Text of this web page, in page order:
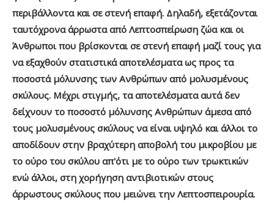
περιβάλλοντα και σε στενή επαφή. Δηλαδή, εξετάζονται
ταυτόχρονα άρρωστα από Λεπτοσπείρωση ζώα και οι
Άνθρωποι που βρίσκονται σε στενή επαφή μαζί τους για
να εξαχθούν στατιστικά αποτελέσματα ως προς τα
ποσοστά μόλυνσης των Ανθρώπων από μολυσμένους
σκύλους. Μέχρι στιγμής, τα αποτελέσματα αυτά δεν
δείχνουν το ποσοστό μόλυνσης Ανθρώπων άμεσα από
τους μολυσμένους σκύλους να είναι υψηλό και άλλοι το
αποδίδουν στην βραχύτερη αποβολή του μικροβίου με
το ούρο του σκύλου απ'ότι με το ούρο των τρωκτικών
ενώ άλλοι, στη χορήγηση αντιβιοτικών στους
άρρωστους σκύλους που μειώνει την Λεπτοσπειρουρία.